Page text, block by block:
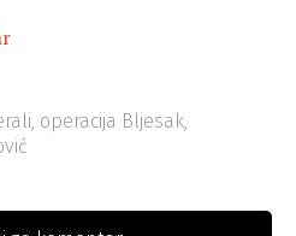
, operacija Bljesak,